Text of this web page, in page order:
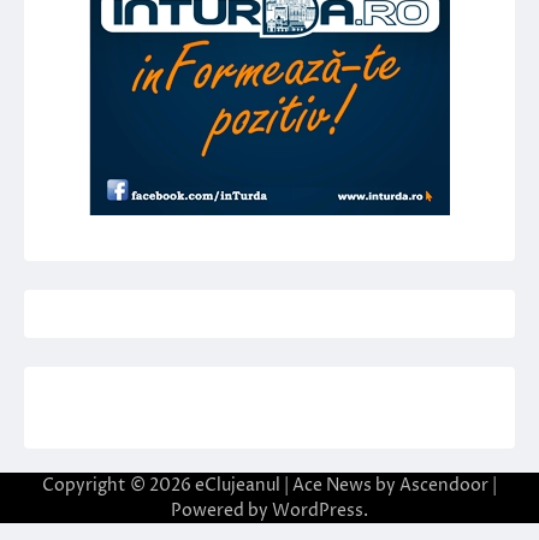
Copyright © 2026 eClujeanul | Ace News by Ascendoor
Powered by WordPress.